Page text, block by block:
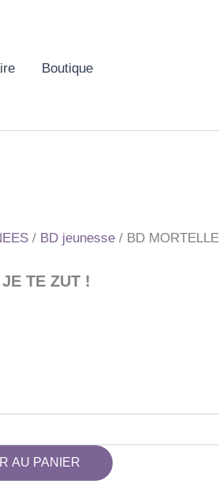
Boutique
/ BD jeunesse / BD
TE ZUT !
AU PANIER